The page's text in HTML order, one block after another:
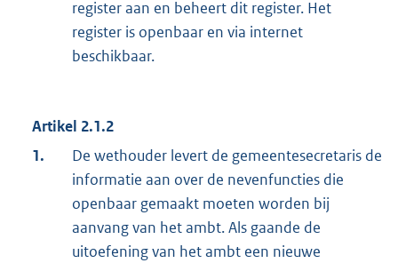
register aan en beheert dit register. Het
register is openbaar en via internet
beschikbaar.
Artikel 2.1.2
1.
De wethouder levert de gemeentesecretaris de
informatie aan over de nevenfuncties die
openbaar gemaakt moeten worden bij
aanvang van het ambt. Als gaande de
uitoefening van het ambt een nieuwe